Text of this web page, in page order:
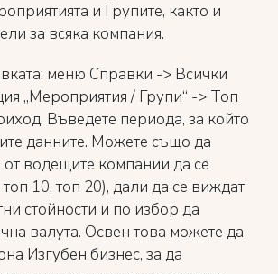
и Групите, както и
за всяка компания.
меню Справки -> Всички
„Мероприятия / Групи“ -> Топ
Въведете периода, за който
данните. Можете също да
от водещите компании да се
10, топ 20), дали да се виждат
стойности и по избор да
валута. Освен това можете да
Изгубен бизнес, за да